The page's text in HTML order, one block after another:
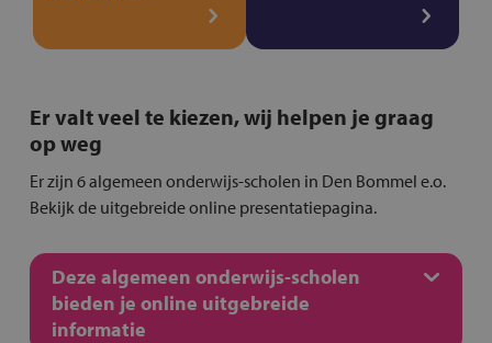
Er valt veel te kiezen, wij helpen je graag
op weg
Er zijn 6 algemeen onderwijs-scholen in Den Bommel e.o.
Bekijk de uitgebreide online presentatiepagina.
Deze algemeen onderwijs-scholen
bieden je online uitgebreide
informatie